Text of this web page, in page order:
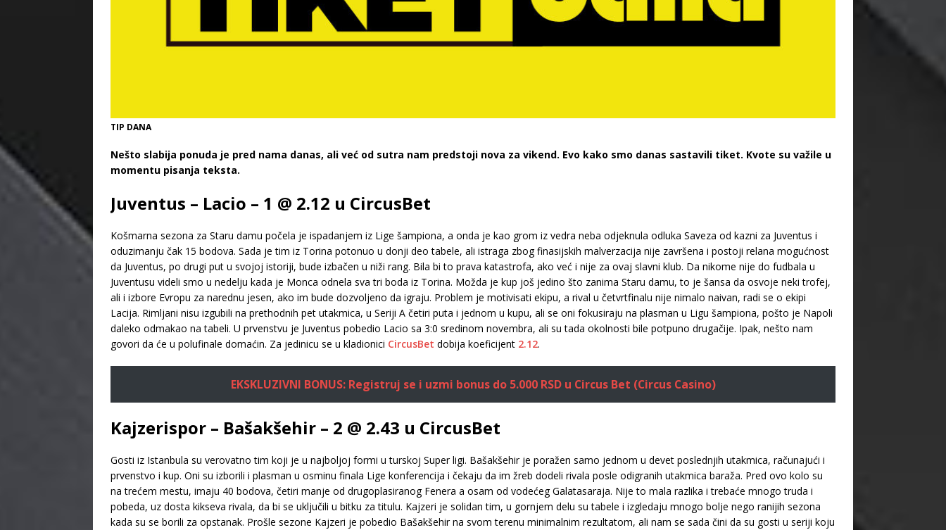
TIP DANA
Nešto slabija ponuda je pred nama danas, ali već od sutra nam predstoji nova za vikend. Evo kako smo danas sastavili tiket. Kvote su važile u
momentu pisanja teksta.
Juventus – Lacio – 1 @ 2.12 u CircusBet
Košmarna sezona za Staru damu počela je ispadanjem iz Lige šampiona, a onda je kao grom iz vedra neba odjeknula odluka Saveza od kazni za Juventus i
oduzimanju čak 15 bodova. Sada je tim iz Torina potonuo u donji deo tabele, ali istraga zbog finasijskih malverzacija nije završena i postoji relana mogućnost
da Juventus, po drugi put u svojoj istoriji, bude izbačen u niži rang. Bila bi to prava katastrofa, ako već i nije za ovaj slavni klub. Da nikome nije do fudbala u
Juventusu videli smo u nedelju kada je Monca odnela sva tri boda iz Torina. Možda je kup još jedino što zanima Staru damu, to je šansa da osvoje neki trofej,
ali i izbore Evropu za narednu jesen, ako im bude dozvoljeno da igraju. Problem je motivisati ekipu, a rival u četvrtfinalu nije nimalo naivan, radi se o ekipi
Lacija. Rimljani nisu izgubili na prethodnih pet utakmica, u Seriji A četiri puta i jednom u kupu, ali se oni fokusiraju na plasman u Ligu šampiona, pošto je Napoli
daleko odmakao na tabeli. U prvenstvu je Juventus pobedio Lacio sa 3:0 sredinom novembra, ali su tada okolnosti bile potpuno drugačije. Ipak, nešto nam
govori da će u polufinale domaćin. Za jedinicu se u kladionici CircusBet dobija koeficijent 2.12.
EKSKLUZIVNI BONUS: Registruj se i uzmi bonus do 5.000 RSD u Circus Bet (Circus Casino)
Kajzerispor – Bašakšehir – 2 @ 2.43 u CircusBet
Gosti iz Istanbula su verovatno tim koji je u najboljoj formi u turskoj Super ligi. Bašakšehir je poražen samo jednom u devet poslednjih utakmica, računajući i
prvenstvo i kup. Oni su izborili i plasman u osminu finala Lige konferencija i čekaju da im žreb dodeli rivala posle odigranih utakmica baraža. Pred ovo kolo su
na trećem mestu, imaju 40 bodova, četiri manje od drugoplasiranog Fenera a osam od vodećeg Galatasaraja. Nije to mala razlika i trebaće mnogo truda i
pobeda, uz dosta kikseva rivala, da bi se uključili u bitku za titulu. Kajzeri je solidan tim, u gornjem delu su tabele i izgledaju mnogo bolje nego ranijih sezona
kada su se borili za opstanak. Prošle sezone Kajzeri je pobedio Bašakšehir na svom terenu minimalnim rezultatom, ali nam se sada čini da su gosti u seriji koju